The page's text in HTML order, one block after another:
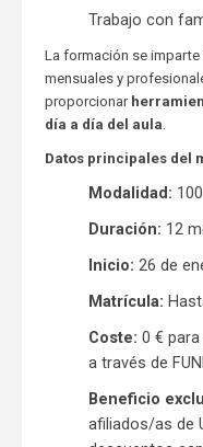
Trabajo con
La formación se imparte
mensuales y
proporcionar
día a día del aula
Datos principales del
Modalidad:
Duración: 12
Inicio: 26 de
Matrícula:
Coste: 0 €
a través de
Beneficio
afiliados/as de